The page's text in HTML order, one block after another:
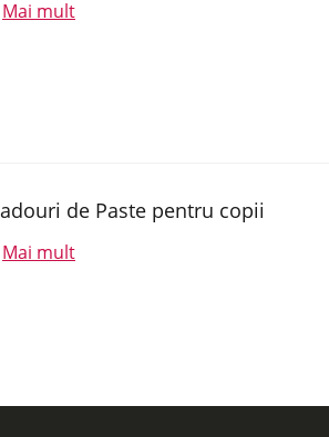
Mai mult
de Paste pentru copii
Mai mult